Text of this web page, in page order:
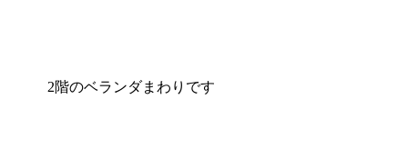
2階のベランダまわりです